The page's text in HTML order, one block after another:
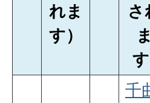
れま
す）
さ
ま
千